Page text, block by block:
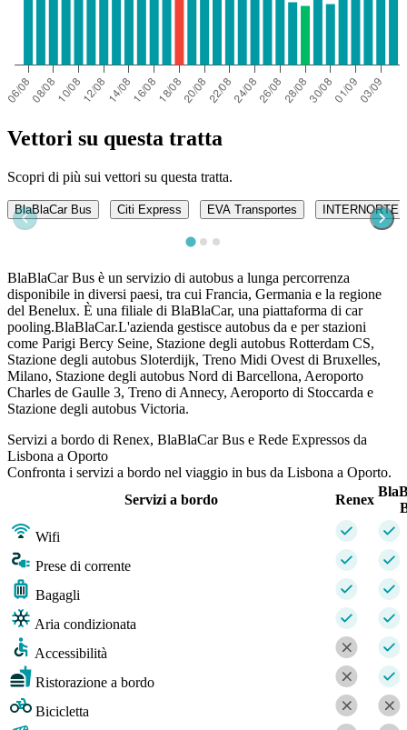
Vettori su questa tratta
Scopri di più sui vettori su questa tratta.
BlaBlaCar Bus Citi Express EVA Transportes INTERNORTE
BlaBlaCar Bus è un servizio di autobus a lunga percorrenza
disponibile in diversi paesi, tra cui Francia, Germania e la regione
del Benelux. È una filiale di BlaBlaCar, una piattaforma di car
pooling.BlaBlaCar.L'azienda gestisce autobus da e per stazioni
come Parigi Bercy Seine, Stazione degli autobus Rotterdam CS,
Stazione degli autobus Sloterdijk, Treno Midi Ovest di Bruxelles,
Milano, Stazione degli autobus Nord di Barcellona, ​​Aeroporto
Charles de Gaulle 3, Treno di Annecy, Aeroporto di Stoccarda e
Stazione degli autobus Victoria.
Servizi a bordo di Renex, BlaBlaCar Bus e Rede Expressos da
Lisbona a Oporto
Confronta i servizi a bordo nel viaggio in bus da Lisbona a Oporto.
Servizi a bordo
Renex
Wifi
Prese di corrente
Bagagli
Aria condizionata
Accessibilità
Ristorazione a bordo
Bicicletta